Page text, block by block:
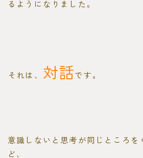
るようになりました。
それは、 対話です。
意識しないと思考が同じところを
ど、